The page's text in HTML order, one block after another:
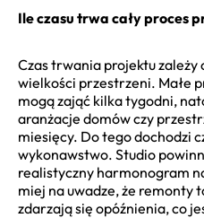
Ile czasu trwa cały proces
Czas trwania projektu zależy
wielkości przestrzeni. Małe
mogą zająć kilka tygodni,
aranżacje domów czy
miesięcy. Do tego dochodzi
wykonawstwo. Studio
realistyczny harmonogram
miej na uwadze, że remonty
zdarzają się opóźnienia, co